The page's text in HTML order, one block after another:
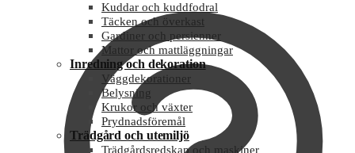
Kuddar och kuddfodral
Täcken och överkast
Gardiner och persienner
Mattor och mattläggningar
Inredning och dekoration
Väggdekorationer
Belysning
Krukor och växter
Prydnadsföremål
Trädgård och utemiljö
Trädgårdsredskap och maskiner